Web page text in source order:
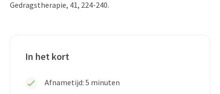
Gedragstherapie, 41, 224-240.
In het kort
Afnametijd: 5 minuten